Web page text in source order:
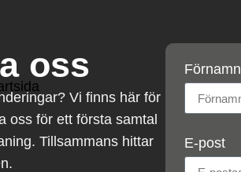
oss
Vi finns här för
oss för ett första samtal
Tillsammans hittar
Förnamn
E-post